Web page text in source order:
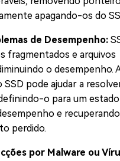
apagando-os do
de Desempenho:
fragmentados e arquivos
o desempenho.
pode ajudar a
o para um
e
perdido.
por Malware ou